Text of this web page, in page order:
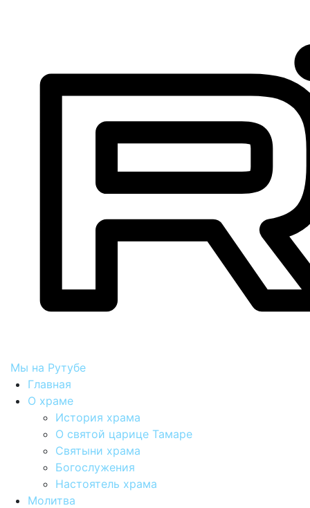
Мы на Рутубе
Главная
О храме
История храма
О святой царице Тамаре
Святыни храма
Богослужения
Настоятель храма
Молитва